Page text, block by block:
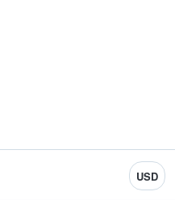
USD